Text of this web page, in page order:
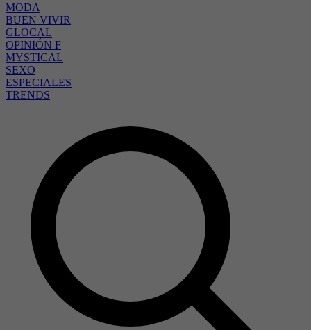
MODA
BUEN VIVIR
GLOCAL
OPINIÓN F
MYSTICAL
SEXO
ESPECIALES
TRENDS